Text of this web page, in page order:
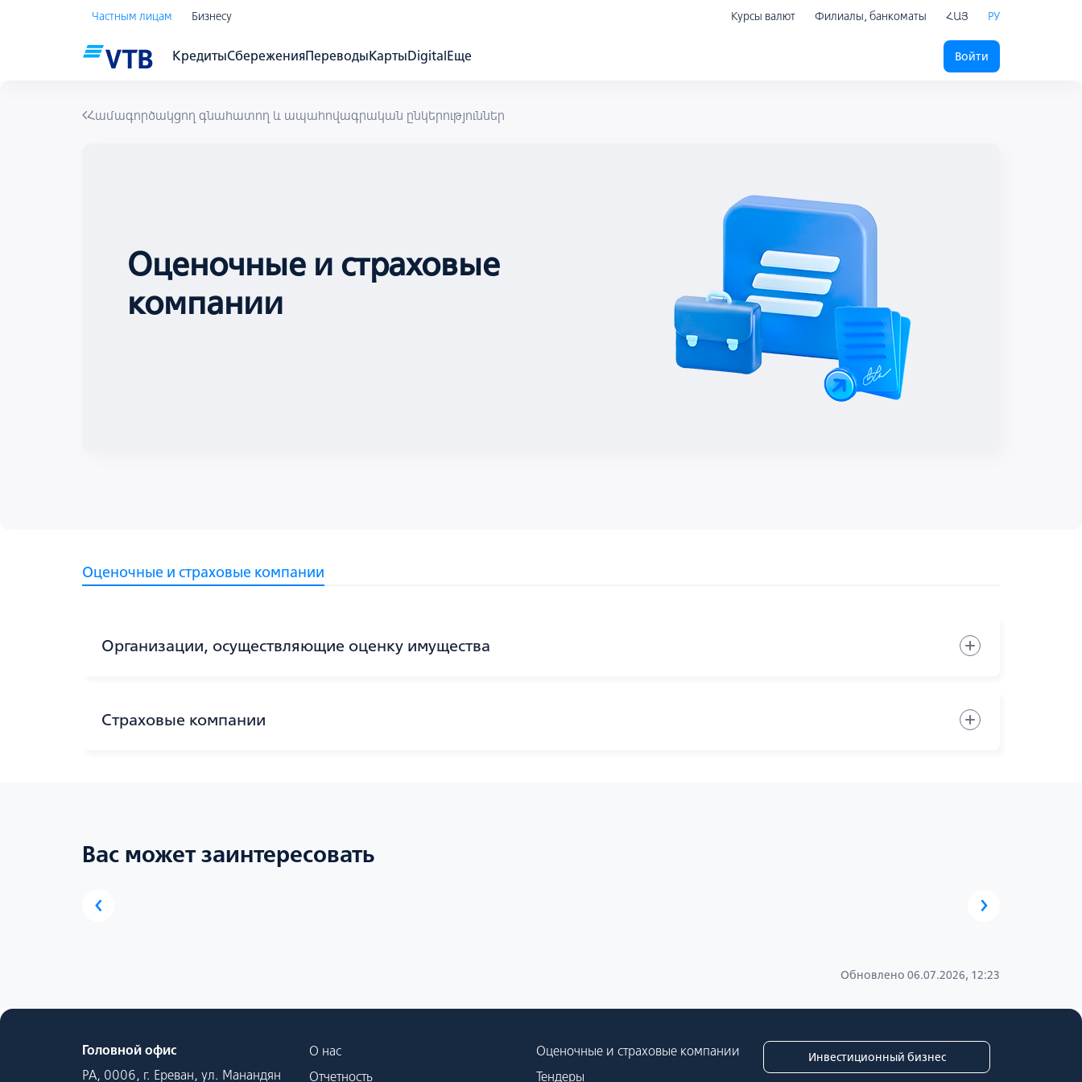
Частным лицам Бизнесу Курсы валют Филиалы, банкоматы ՀԱՅ РУ
КредитыСбереженияПереводыКартыDigitalЕще Войти
Համագործակցող գնահատող և ապահովագրական ընկերություններ
Оценочные и страховые
компании
Оценочные и страховые компании
Организации, осуществляющие оценку имущества
Страховые компании
Вас может заинтересовать
‹ ›
Обновлено 06.07.2026, 12:23
Головной офис
РА, 0006, г. Ереван, ул. Манандян
О нас
Отчетность
Оценочные и страховые компании
Тендеры
Инвестиционный бизнес